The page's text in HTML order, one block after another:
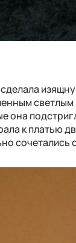
светлым
она
к платью
сочетались